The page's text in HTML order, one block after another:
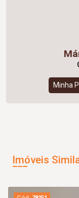
Minha
Imóveis